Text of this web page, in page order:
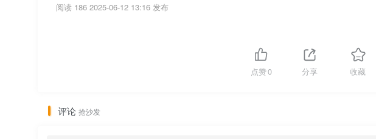
阅读 186 2025-06-12 13:16 发布
点赞0 分享 收藏
评论 抢沙发